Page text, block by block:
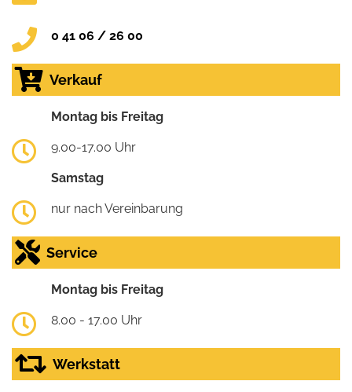
0 41 06 / 26 00
Verkauf
Montag bis Freitag
9.00-17.00 Uhr
Samstag
nur nach Vereinbarung
Service
Montag bis Freitag
8.00 - 17.00 Uhr
Werkstatt